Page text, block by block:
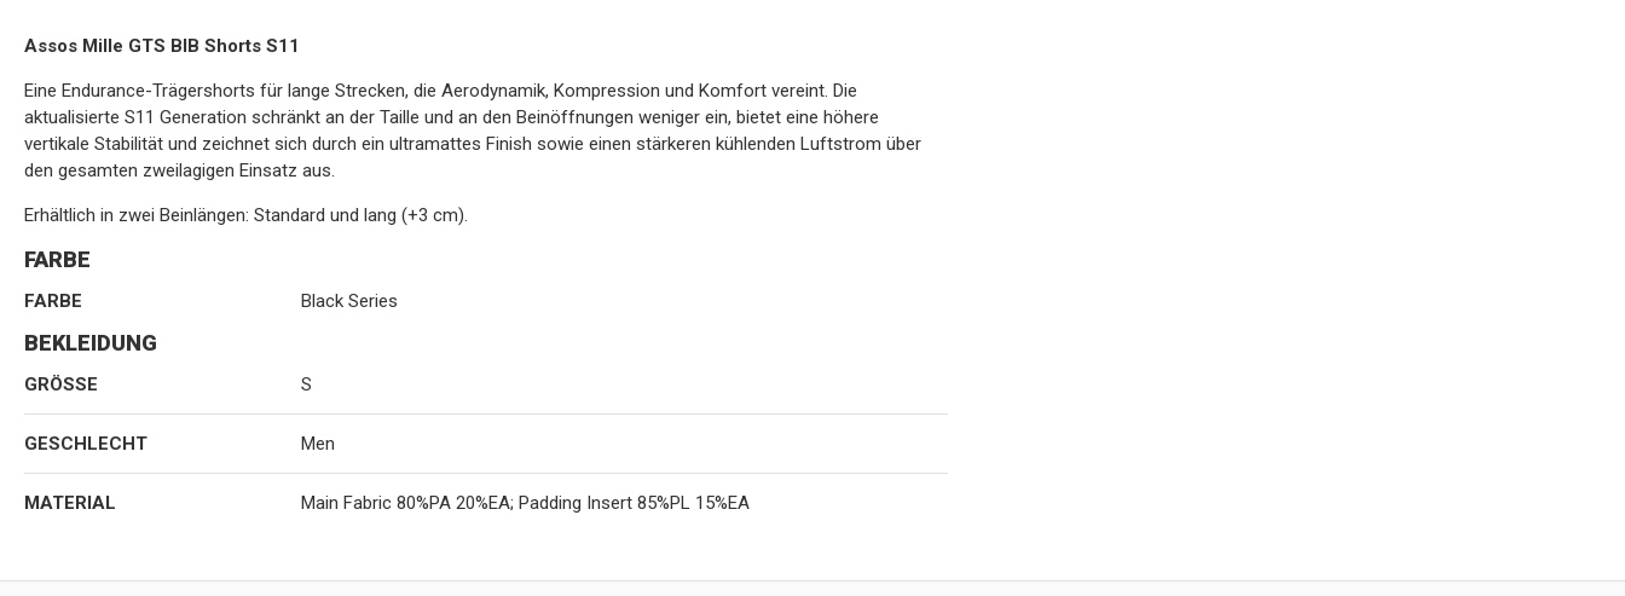
Assos Mille GTS BIB Shorts S11
Eine Endurance-Trägershorts für lange Strecken, die Aerodynamik, Kompression und Komfort vereint. Die
aktualisierte S11 Generation schränkt an der Taille und an den Beinöffnungen weniger ein, bietet eine höhere
vertikale Stabilität und zeichnet sich durch ein ultramattes Finish sowie einen stärkeren kühlenden Luftstrom über
den gesamten zweilagigen Einsatz aus.
Erhältlich in zwei Beinlängen: Standard und lang (+3 cm).
FARBE
FARBE Black Series
BEKLEIDUNG
GRÖSSE S
GESCHLECHT Men
MATERIAL Main Fabric 80%PA 20%EA; Padding Insert 85%PL 15%EA